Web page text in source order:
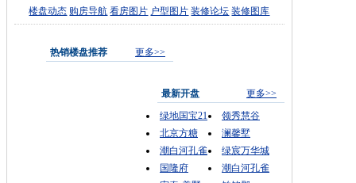
楼盘动态 购房导航 看房图片 户型图片 装修论坛 装修图库
热销楼盘推荐 更多>>
最新开盘
更多>>
绿地国宝21
领秀慧谷
北京方糖
澜馨墅
潮白河孔雀
绿宸万华城
国隆府
潮白河孔雀